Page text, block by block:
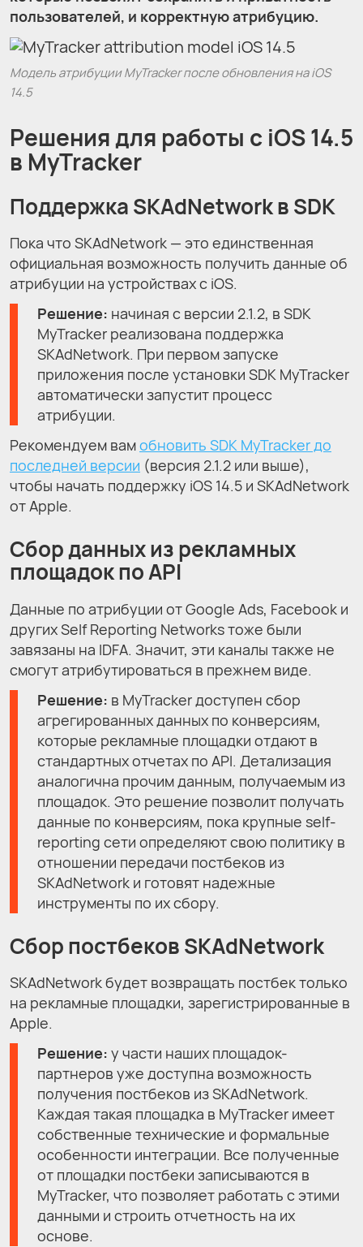
пользователей, и корректную атрибуцию.
Модель атрибуции MyTracker после обновления на iOS
14.5
Решения для работы с iOS 14.5
в MyTracker
Поддержка SKAdNetwork в SDK
Пока что SKAdNetwork — это единственная
официальная возможность получить данные об
атрибуции на устройствах с iOS.
Решение: начиная с версии 2.1.2, в SDK
MyTracker реализована поддержка
SKAdNetwork. При первом запуске
приложения после установки SDK MyTracker
автоматически запустит процесс
атрибуции.
Рекомендуем вамобновить SDK MyTracker до
последней версии (версия 2.1.2 или выше),
чтобы начать поддержку iOS 14.5 и SKAdNetwork
от Apple.
Сбор данных из рекламных
площадок по API
Данные по атрибуции от Google Ads, Facebook и
других Self Reporting Networks тоже были
завязаны на IDFA. Значит, эти каналы также не
смогут атрибутироваться в прежнем виде.
Решение: в MyTracker доступен сбор
агрегированных данных по конверсиям,
которые рекламные площадки отдают в
стандартных отчетах по API. Детализация
аналогична прочим данным, получаемым из
площадок. Это решение позволит получать
данные по конверсиям, пока крупные self-
reporting сети определяют свою политику в
отношении передачи постбеков из
SKAdNetwork и готовят надежные
инструменты по их сбору.
Сбор постбеков SKAdNetwork
SKAdNetwork будет возвращать постбек только
на рекламные площадки, зарегистрированные в
Apple.
Решение: у части наших площадок-
партнеров уже доступна возможность
получения постбеков из SKAdNetwork.
Каждая такая площадка в MyTracker имеет
собственные технические и формальные
особенности интеграции. Все полученные
от площадки постбеки записываются в
MyTracker, что позволяет работать с этими
данными и строить отчетность на их
основе.